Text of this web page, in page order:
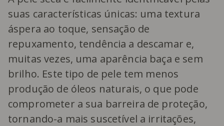
suas características únicas: uma textura
áspera ao toque, sensação de
repuxamento, tendência a descamar e,
muitas vezes, uma aparência baça e sem
brilho. Este tipo de pele tem menos
produção de óleos naturais, o que pode
comprometer a sua barreira de proteção,
tornando-a mais suscetível a irritações,